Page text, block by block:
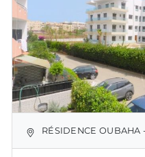
RÉSIDENCE OUBAHA -